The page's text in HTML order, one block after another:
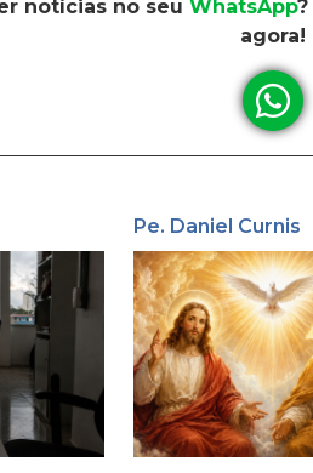
notícias no seu WhatsApp
agora!
Pe. Daniel Curnis